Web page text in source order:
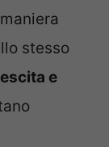
stesso
e